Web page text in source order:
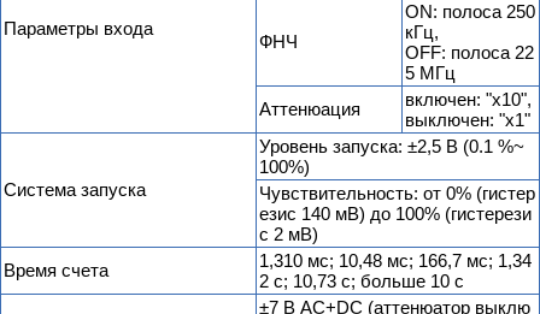
Параметры входа
ФНЧ
ON: полоса 250
кГц,
OFF: полоса 22
5 МГц
Аттенюация
включен: "х10",
выключен: "х1"
Система запуска
Уровень запуска: ±2,5 В (0.1 %~
100%)
Чувствительность: от 0% (гистер
езис 140 мВ) до 100% (гистерези
с 2 мВ)
Время счета
1,310 мс; 10,48 мс; 166,7 мс; 1,34
2 с; 10,73 с; больше 10 с
±7 В AC+DC (аттенюатор выклю